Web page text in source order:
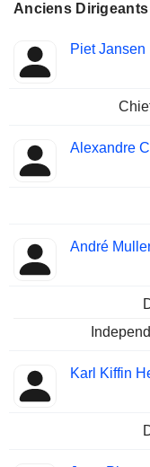
Anciens
Insider
Fonctions
Piet Jansen
Alexandre
André
Karl Kiffin